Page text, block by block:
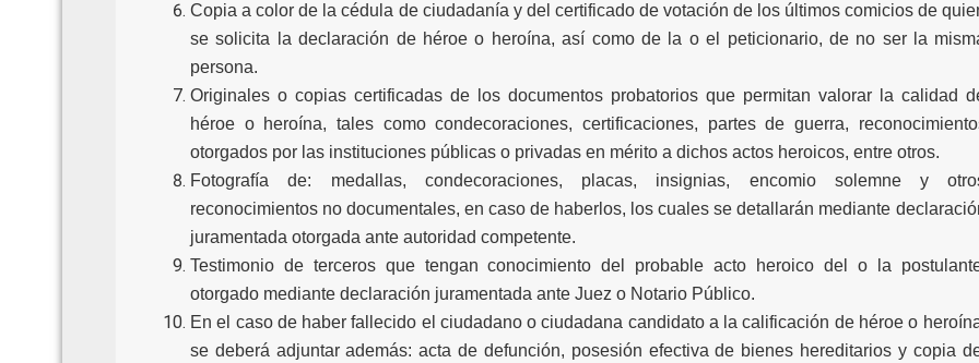
Copia a color de la cédula de ciudadanía y del certificado de votación de los últimos comicios de
se solicita la declaración de héroe o heroína, así como de la o el peticionario, de no ser la
persona.
Originales o copias certificadas de los documentos probatorios que permitan valorar la calidad
héroe o heroína, tales como condecoraciones, certificaciones, partes de guerra,
otorgados por las instituciones públicas o privadas en mérito a dichos actos heroicos, entre otros.
Fotografía de: medallas, condecoraciones, placas, insignias, encomio solemne y
reconocimientos no documentales, en caso de haberlos, los cuales se detallarán mediante
juramentada otorgada ante autoridad competente.
Testimonio de terceros que tengan conocimiento del probable acto heroico del o la
otorgado mediante declaración juramentada ante Juez o Notario Público.
En el caso de haber fallecido el ciudadano o ciudadana candidato a la calificación de héroe o
se deberá adjuntar además: acta de defunción, posesión efectiva de bienes hereditarios y copia